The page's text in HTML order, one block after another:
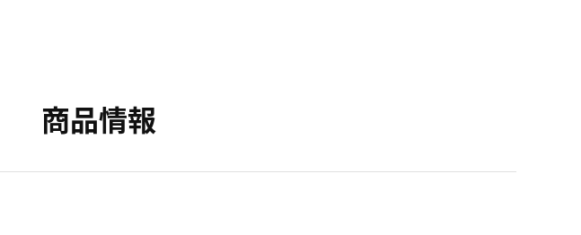
商品情報